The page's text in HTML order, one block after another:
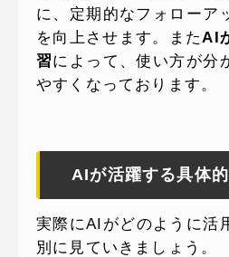
に、定期的なフォローア
を向上させます。また AI
習によって、使い方が分
やすくなっております。
AIが活躍する具体
実際にAIがどのように活
別に見ていきましょう。